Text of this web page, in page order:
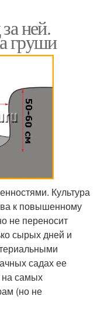
ней.
груши
Культура
к повышенному
не переносит
сырых дней и
садах ее
на самых
(но не